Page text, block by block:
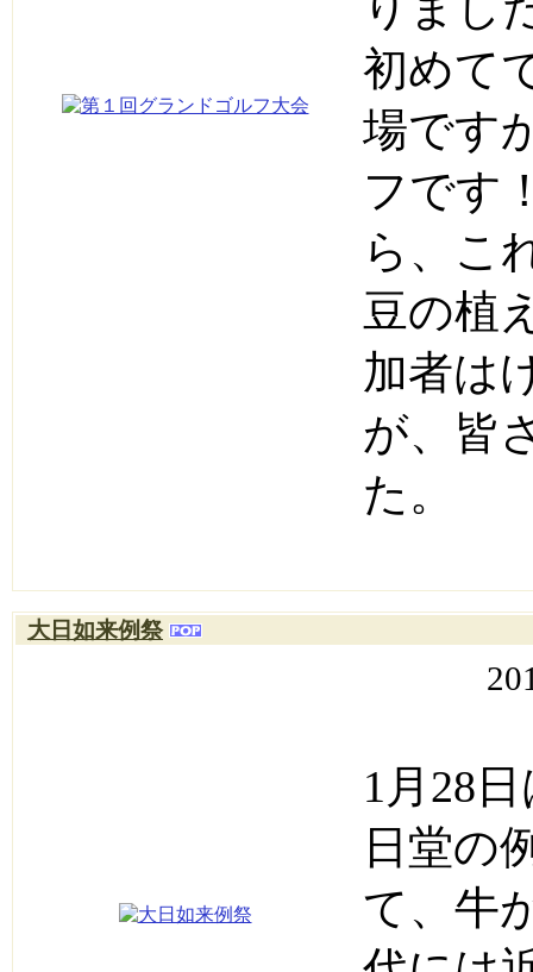
初めて
場です
フです
ら、こ
豆の植
加者は
が、皆
た。
大日如来例祭
1月28
日堂の
て、牛